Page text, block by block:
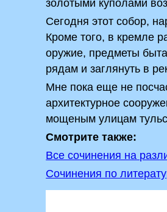
золотыми куполами
Сегодня этот собор,
Кроме того, в кремле
оружие, предметы
рядам и заглянуть в
Мне пока еще не
архитектурное
мощеным улицам
Смотрите также:
Все сочинения на
Сочинения по